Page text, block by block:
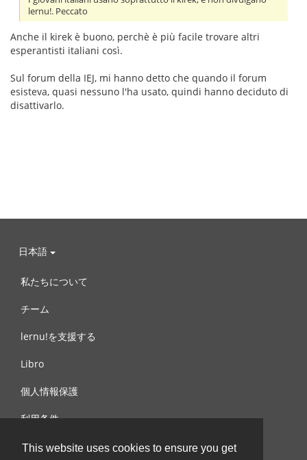
This website uses cookies to ensure you get
lernu!. Peccato
Anche il kirek è buono, perchè è più facile trovare altri
esperantisti italiani così.
Sul forum della IEJ, mi hanno detto che quando il forum
esisteva, quasi nessuno l'ha usato, quindi hanno deciduto di
disattivarlo.
日本語
私たちについて
チーム
lernu!を支援する
Libro
個人情報保護
利用条件
お問合せ